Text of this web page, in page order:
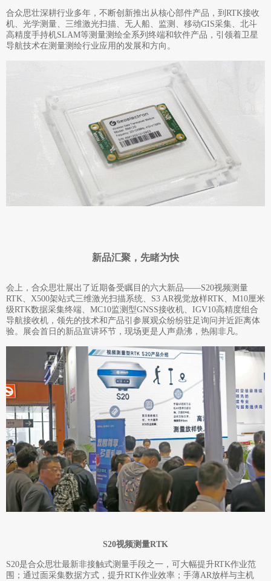
合众思壮深耕行业多年，不断创新推出从核心部件产品，到RTK接收
机、光学测量、三维激光扫描、无人船、监测、移动GIS采集、北斗
高精度手持机SLAM等测量测绘全系列终端和软件产品，引领着卫星
导航技术在测量测绘行业应用的发展和方向。
新品汇聚，先睹为快
会上，合众思壮展出了近期备受瞩目的六大新品——S20视频测量
RTK、X500架站式三维激光扫描系统、S3 AR视觉放样RTK、M10厘米
级RTK数据采集终端、MC10监测型GNSS接收机、IGV10高精度组合
导航接收机，领先的技术和产品引参展观众纷纷驻足询问并近距离体
验。展会首日的新品宣讲环节，现场更是人声鼎沸，热闹非凡。
S20视频测量RTK
S20是合众思壮最新非接触式测量手段之一，可大幅提升RTK作业范
围；通过面采集数据方式，提升RTK作业效率；手薄AR放样与主机